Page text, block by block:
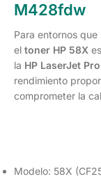
M428fdw
Para entornos
el toner HP 58X
la HP LaserJet
rendimiento
comprometer la
Modelo: 58X